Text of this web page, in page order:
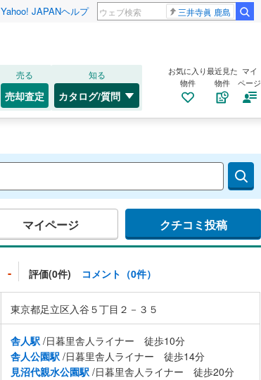
Yahoo! JAPANヘルプ 三井寺眞 鹿島
売る
売却査定
知る
カタログ/質問
お気に入り
物件
最近見た
物件
マイ
ページ
マイページ クチコミ投稿
- 評価(0件) コメント（0件）
東京都足立区入谷５丁目２－３５
舎人駅 /日暮里舎人ライナー 徒歩10分
舎人公園駅 /日暮里舎人ライナー 徒歩14分
見沼代親水公園駅 /日暮里舎人ライナー 徒歩20分